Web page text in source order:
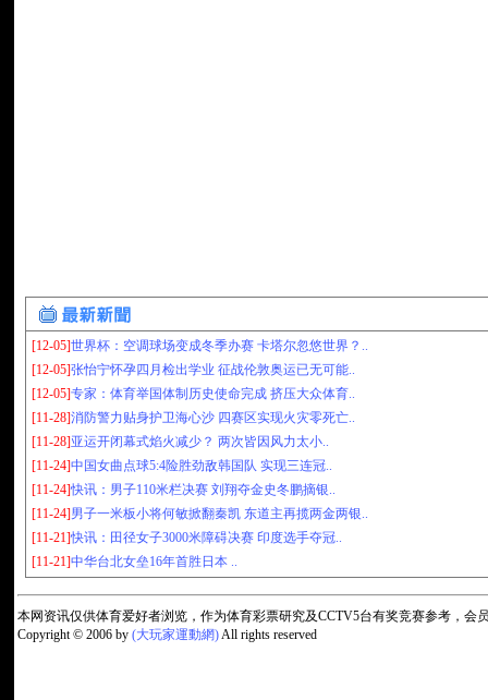
[12-05]世界杯：空调球场变成冬季办赛 卡塔尔忽悠世界？..
[12-05]张怡宁怀孕四月检出学业 征战伦敦奥运已无可能..
[12-05]专家：体育举国体制历史使命完成 挤压大众体育..
[11-28]消防警力贴身护卫海心沙 四赛区实现火灾零死亡..
[11-28]亚运开闭幕式焰火减少？ 两次皆因风力太小..
[11-24]中国女曲点球5:4险胜劲敌韩国队 实现三连冠..
[11-24]快讯：男子110米栏决赛 刘翔夺金史冬鹏摘银..
[11-24]男子一米板小将何敏掀翻秦凯 东道主再揽两金两银..
[11-21]快讯：田径女子3000米障碍决赛 印度选手夺冠..
[11-21]中华台北女垒16年首胜日本 ..
本网资讯仅供体育爱好者浏览，作为体育彩票研究及CCTV5台有奖竞赛参考，
Copyright © 2006 by (大玩家運動網)All rights reserved